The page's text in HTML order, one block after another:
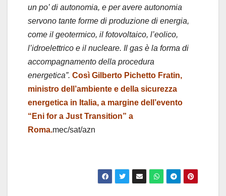
V
i
d
e
o
un po’ di autonomia, e per avere autonomia
servono tante forme di produzione di energia,
come il geotermico, il fotovoltaico, l’eolico,
l’idroelettrico e il nucleare. Il gas è la forma di
accompagnamento della procedura
energetica”. Così Gilberto Pichetto Fratin,
ministro dell’ambiente e della sicurezza
energetica in Italia, a margine dell’evento
“Eni for a Just Transition” a
Roma.mec/sat/azn